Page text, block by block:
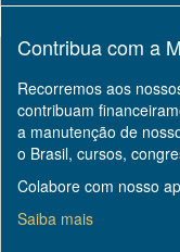
Contribua com a
Recorremos aos
contribuam
a manutenção de
o Brasil, cursos,
Colabore com nosso
Saiba mais